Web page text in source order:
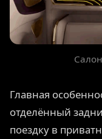
Главная
отделённый
поездку в